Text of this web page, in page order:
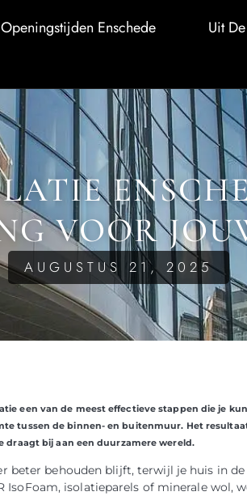
Openingstijden Enschede Uit
VOOR
AUGUSTUS 21, 2025
een van de meest effectieve stappen die je
tussen de binnen- en buitenmuur. Het
draagt bij aan een duurzamere wereld.
behouden blijft, terwijl je huis in de
isolatieparels of minerale wol,